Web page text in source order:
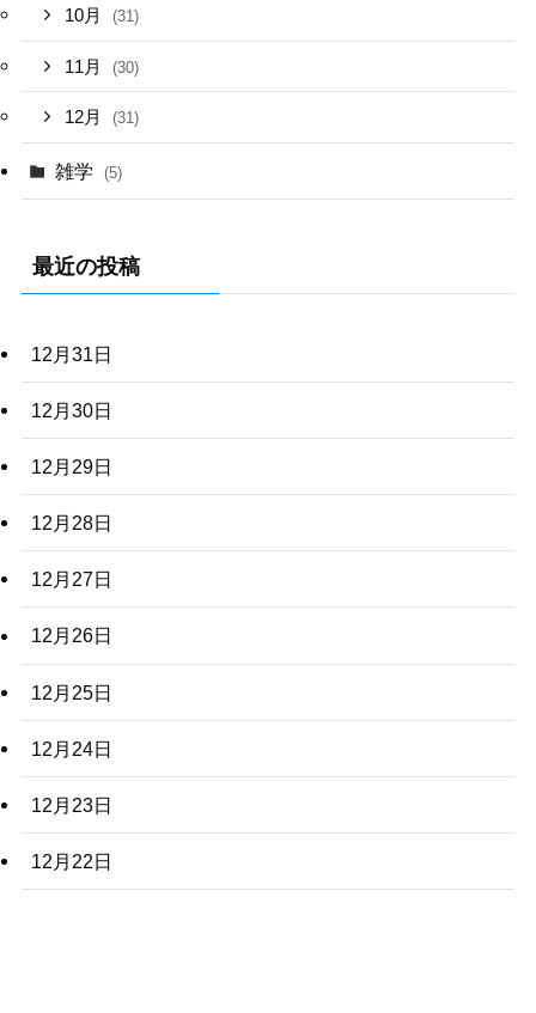
10月 (31)
11月 (30)
12月 (31)
雑学 (5)
最近の投稿
12月31日
12月30日
12月29日
12月28日
12月27日
12月26日
12月25日
12月24日
12月23日
12月22日